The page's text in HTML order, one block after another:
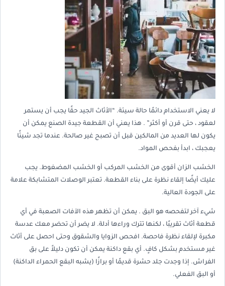
لا يعني الاستخدام دائمًا حالة سيئة. “الأثاث الجيد حقًا يجب أن يستمر
لعقود ، حتى قرن أو أكثر” . هذا يعني أن القطعة جيدة الصنع يمكن أن
يكون لها العديد من المالكين قبل أن تصبح غير صالحة. عندما تجد شيئًا
يعجبك ، ابدأ بفحص المواد.
الخشب الزان أقوى من الخشب المركب أو الخشب المضغوط. يجب
عليك أيضًا إلقاء نظرة على بناء القطعة. تعتبر الوصلات المتشابكة علامة
على الجودة العالية.
شيء آخر لتفحصه هو البق . يمكن أن تظهر هذه الآفات الصعبة في أي
قطعة أثاث تقريبًا ، لكنها تترك وراءها أدلة. لا يضر أن تحضر معك عدسة
مكبرة لإلقاء نظرة فاحصة. افحص الزوايا والشقوق وحتى احصل على أثاث
غير مستخدم بشكل كافٍ. أي بقع داكنة يمكن أن تكون دليلاً على بق
الفراش. إذا وجدت جلد حشرة قديمًا أو برازًا (يشبه البقع الحمراء الداكنة)
أو البق الفعلي.